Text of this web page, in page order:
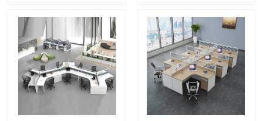
Producten
Over ons